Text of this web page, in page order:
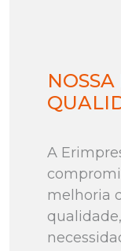
A
melhoria